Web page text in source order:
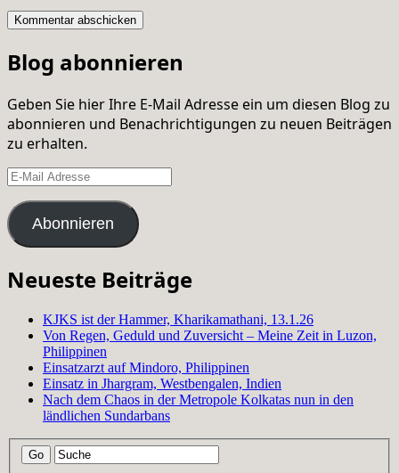
Blog abonnieren
Geben Sie hier Ihre E-Mail Adresse ein um diesen Blog zu
abonnieren und Benachrichtigungen zu neuen Beiträgen
zu erhalten.
E-
Mail
AdresseAbonnieren
Neueste Beiträge
KJKS ist der Hammer, Kharikamathani, 13.1.26
Von Regen, Geduld und Zuversicht – Meine Zeit in Luzon,
Philippinen
Einsatzarzt auf Mindoro, Philippinen
Einsatz in Jhargram, Westbengalen, Indien
Nach dem Chaos in der Metropole Kolkatas nun in den
ländlichen Sundarbans